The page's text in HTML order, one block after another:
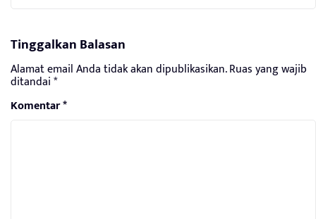
Tinggalkan Balasan
Alamat email Anda tidak akan dipublikasikan.Ruas yang wajib
ditandai*
Komentar*